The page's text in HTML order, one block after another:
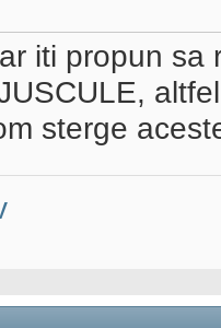
iti propun
sterge